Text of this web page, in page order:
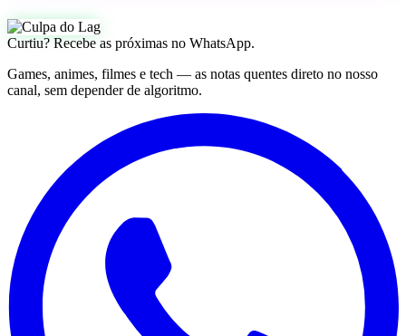
Curtiu? Recebe as próximas no WhatsApp.
Games, animes, filmes e tech — as notas quentes direto no nosso
canal, sem depender de algoritmo.